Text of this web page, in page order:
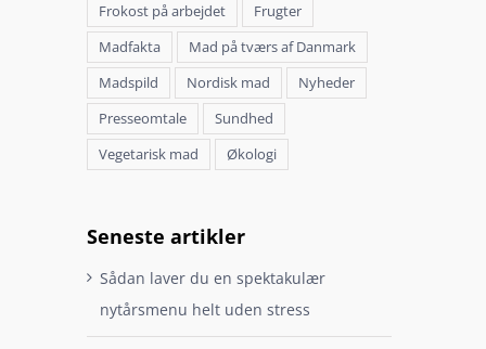
Frokost på arbejdet
Frugter
Madfakta
Mad på tværs af Danmark
Madspild
Nordisk mad
Nyheder
Presseomtale
Sundhed
Vegetarisk mad
Økologi
Seneste artikler
Sådan laver du en spektakulær
nytårsmenu helt uden stress